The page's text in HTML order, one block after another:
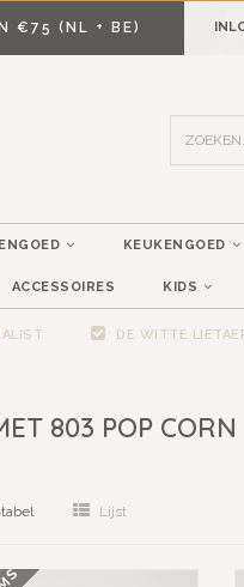
€75 (NL + BE)
KEUKENGOED
ACCESSOIRES KIDS
DE WITTE
803 POP CORN
Lijst